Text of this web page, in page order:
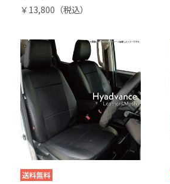
￥13,800（税込）
送料無料